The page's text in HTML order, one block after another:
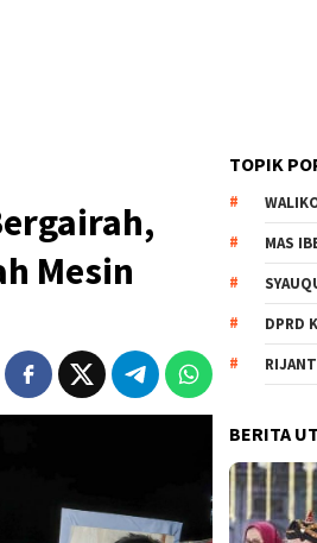
Mesin
TOPIK
MAS
DPRD
BERITA